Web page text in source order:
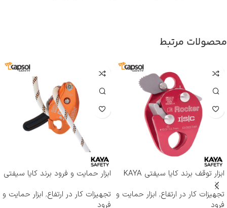
محصولات مرتبط
ابزار توقف برند کایا سیفتی KAYA
SAFETY مدل RP-500 ROCKER
تجهیزات کار در ارتفاع, ابزار حمایت و
فرود
ابزار حمایت و فرود برند کایا سیفتی
تجهیزات کار در ارتفاع, ابزار حمایت و
فرود